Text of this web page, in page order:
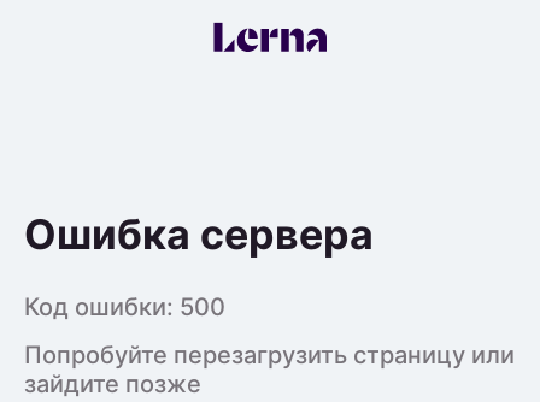
Ошибка сервера
Код ошибки: 500
Попробуйте перезагрузить страницу или
зайдите позже